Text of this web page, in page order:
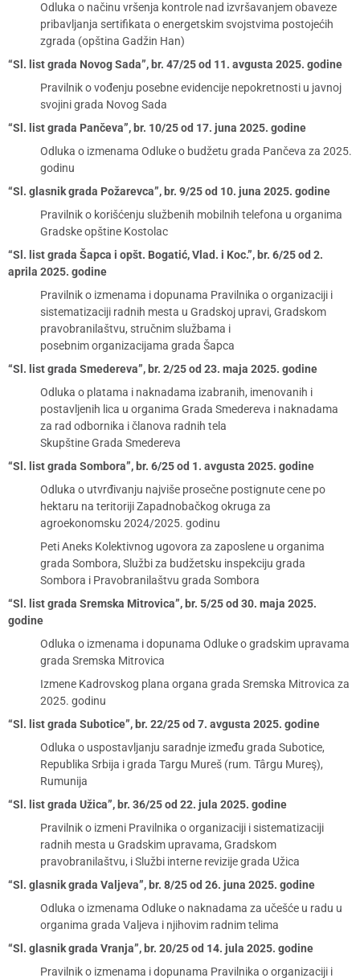
Odluka o načinu vršenja kontrole nad izvršavanjem obaveze
pribavljanja sertifikata o energetskim svojstvima postojećih
zgrada (opština Gadžin Han)
“Sl. list grada Novog Sada”, br. 47/25 od 11. avgusta 2025. godine
Pravilnik o vođenju posebne evidencije nepokretnosti u javnoj
svojini grada Novog Sada
“Sl. list grada Pančeva”, br. 10/25 od 17. juna 2025. godine
Odluka o izmenama Odluke o budžetu grada Pančeva za 2025.
godinu
“Sl. glasnik grada Požarevca”, br. 9/25 od 10. juna 2025. godine
Pravilnik o korišćenju službenih mobilnih telefona u organima
Gradske opštine Kostolac
“Sl. list grada Šapca i opšt. Bogatić, Vlad. i Koc.”, br. 6/25 od 2.
aprila 2025. godine
Pravilnik o izmenama i dopunama Pravilnika o organizaciji i
sistematizaciji radnih mesta u Gradskoj upravi, Gradskom
pravobranilaštvu, stručnim službama i
posebnim organizacijama grada Šapca
“Sl. list grada Smedereva”, br. 2/25 od 23. maja 2025. godine
Odluka o platama i naknadama izabranih, imenovanih i
postavljenih lica u organima Grada Smedereva i naknadama
za rad odbornika i članova radnih tela
Skupštine Grada Smedereva
“Sl. list grada Sombora”, br. 6/25 od 1. avgusta 2025. godine
Odluka o utvrđivanju najviše prosečne postignute cene po
hektaru na teritoriji Zapadnobačkog okruga za
agroekonomsku 2024/2025. godinu
Peti Aneks Kolektivnog ugovora za zaposlene u organima
grada Sombora, Službi za budžetsku inspekciju grada
Sombora i Pravobranilaštvu grada Sombora
“Sl. list grada Sremska Mitrovica”, br. 5/25 od 30. maja 2025.
godine
Odluka o izmenama i dopunama Odluke o gradskim upravama
grada Sremska Mitrovica
Izmene Kadrovskog plana organa grada Sremska Mitrovica za
2025. godinu
“Sl. list grada Subotice”, br. 22/25 od 7. avgusta 2025. godine
Odluka o uspostavljanju saradnje između grada Subotice,
Republika Srbija i grada Targu Mureš (rum. Târgu Mureş),
Rumunija
“Sl. list grada Užica”, br. 36/25 od 22. jula 2025. godine
Pravilnik o izmeni Pravilnika o organizaciji i sistematizaciji
radnih mesta u Gradskim upravama, Gradskom
pravobranilaštvu, i Službi interne revizije grada Užica
“Sl. glasnik grada Valjeva”, br. 8/25 od 26. juna 2025. godine
Odluka o izmenama Odluke o naknadama za učešće u radu u
organima grada Valjeva i njihovim radnim telima
“Sl. glasnik grada Vranja”, br. 20/25 od 14. jula 2025. godine
Pravilnik o izmenama i dopunama Pravilnika o organizaciji i